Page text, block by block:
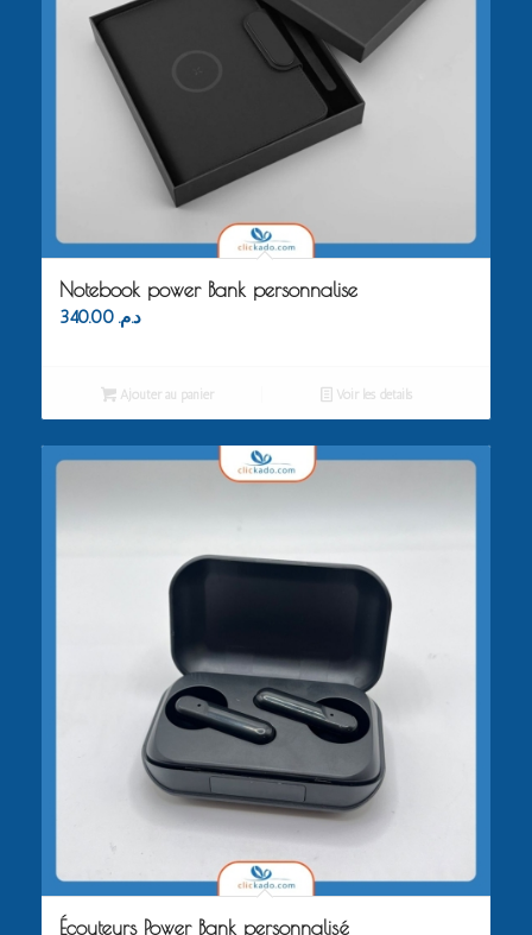
Notebook power Bank personnalise
د.م. 340.00
Ajouter au panier Voir les détails
Écouteurs Power Bank personnalisé